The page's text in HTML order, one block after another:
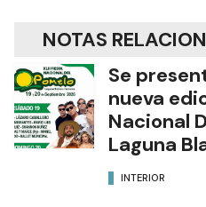
NOTAS
Se
nueva
Nacional
Laguna
INTERIOR